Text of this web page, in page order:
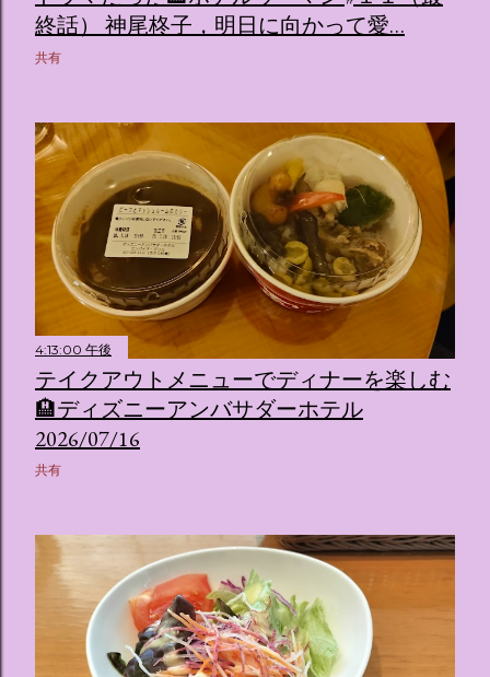
終話） 神尾柊子，明日に向かって愛…
共有
4:13:00 午後
テイクアウトメニューでディナーを楽しむ
🏨ディズニーアンバサダーホテル
2026/07/16
共有